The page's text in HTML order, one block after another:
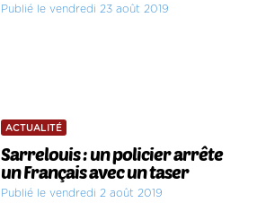
Publié le vendredi 23 août 2019
ACTUALITÉ
Sarrelouis : un policier arrête
un Français avec un taser
Publié le vendredi 2 août 2019